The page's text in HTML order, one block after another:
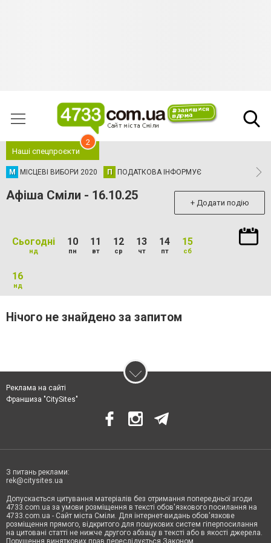
Наші спецпроєкти
2
М МІСЦЕВІ ВИБОРИ 2020 П ПОДАТКОВА ІНФОРМУЄ
Афіша Сміли - 16.10.25 + Додати подію
Сьогодні
нд
10
пн
11
вт
12
ср
13
чт
14
пт
15
сб
16
нд
Нічого не знайдено за запитом
Реклама на сайті
Франшиза "CitySites"
З питань реклами:
rek@citysites.ua
Допускається цитування матеріалів без отримання попередньої згоди
4733.com.ua за умови розміщення в тексті обов'язкового посилання на
4733.com.ua - Сайт міста Сміли. Для інтернет-видань обов'язкове
розміщення прямого, відкритого для пошукових систем гіперпосилання
на цитовані статті не нижче другого абзацу в тексті або в якості джерела.
Порушення виняткових прав переслідується Законом.